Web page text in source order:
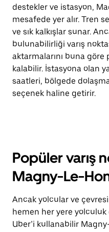
destekler ve istasyon,
mesafede yer alır. Tren
ve sık kalkışlar sunar.
bulunabilirliği varış
aktarmalarını buna
kalabilir. İstasyona olan
saatleri, bölgede
seçenek haline getirir.
Popüler varış
Magny-Le-
Ancak yolcular ve
hemen her yere yolculuk
Uber’i kullanabilir